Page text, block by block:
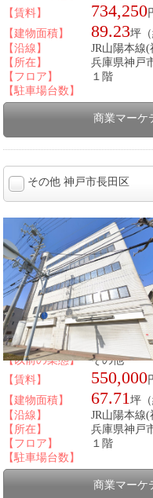
【賃料】
734,250
【建物面積】
89.23坪（
【沿線】
JR山陽本線
【所在】
兵庫県神戸
【フロア】
１階
【駐車場台数】
商業マーケ
その他 神戸市長田区
図面番号：431526
【以前の業態】
その他
【賃料】
550,000
【建物面積】
67.71坪（
【沿線】
JR山陽本線
【所在】
兵庫県神戸
【フロア】
１階
【駐車場台数】
商業マーケ